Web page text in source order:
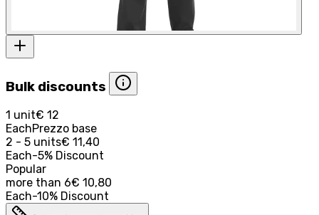
Bulk discounts
1 unit€ 12
EachPrezzo base
2 - 5 units€ 11,40
Each-5% Discount
Popular
more than 6€ 10,80
Each-10% Discount